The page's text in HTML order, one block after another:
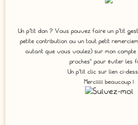
Un p'tit don ? Vous pouvez faire un p’tit
petite contribution ou un tout petit
autant que vous voulez) sur mon compte
proches" pour éviter les
Un p'tit clic sur lien ci-
Merciiiii beaucoup !